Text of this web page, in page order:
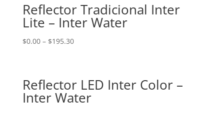
Reflector Tradicional Inter
Lite – Inter Water
$0.00– $195.30
Reflector LED Inter Color –
Inter Water